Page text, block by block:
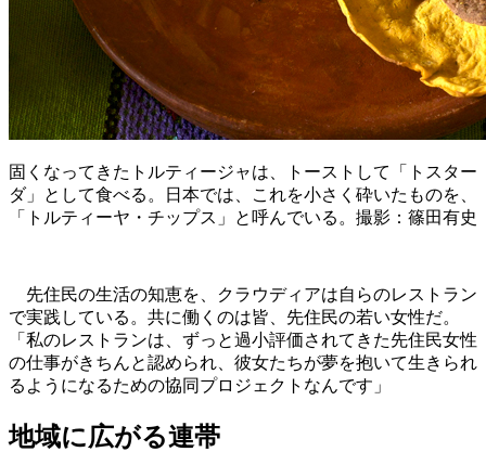
固くなってきたトルティージャは、トーストして「トスター
ダ」として食べる。日本では、これを小さく砕いたものを、
「トルティーヤ・チップス」と呼んでいる。撮影：篠田有史
先住民の生活の知恵を、クラウディアは自らのレストラン
で実践している。共に働くのは皆、先住民の若い女性だ。
「私のレストランは、ずっと過小評価されてきた先住民女性
の仕事がきちんと認められ、彼女たちが夢を抱いて生きられ
るようになるための協同プロジェクトなんです」
地域に広がる連帯